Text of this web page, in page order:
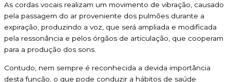
As cordas vocais realizam um movimento de vibração, causado
pela passagem do ar proveniente dos pulmões durante a
expiração, produzindo a voz, que será ampliada e modificada
pela ressonância e pelos órgãos de articulação, que cooperam
para a produção dos sons.
Contudo, nem sempre é reconhecida a devida importância
desta função, o que pode conduzir a hábitos de saúde